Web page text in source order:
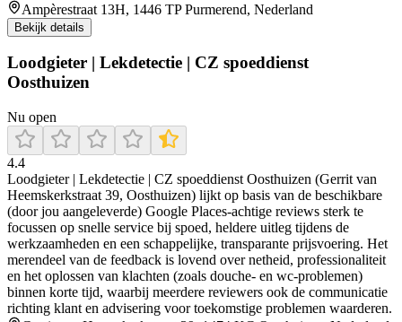
Ampèrestraat 13H, 1446 TP Purmerend, Nederland
Bekijk details
Loodgieter | Lekdetectie | CZ spoeddienst
Oosthuizen
Nu open
4.4
Loodgieter | Lekdetectie | CZ spoeddienst Oosthuizen (Gerrit van
Heemskerkstraat 39, Oosthuizen) lijkt op basis van de beschikbare
(door jou aangeleverde) Google Places-achtige reviews sterk te
focussen op snelle service bij spoed, heldere uitleg tijdens de
werkzaamheden en een schappelijke, transparante prijsvoering. Het
merendeel van de feedback is lovend over netheid, professionaliteit
en het oplossen van klachten (zoals douche- en wc-problemen)
binnen korte tijd, waarbij meerdere reviewers ook de communicatie
richting klant en advisering voor toekomstige problemen waarderen.